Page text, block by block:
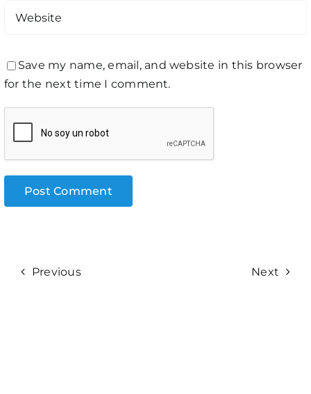
Save my name, email, and website in this browser
for the next time I comment.
Previous Next